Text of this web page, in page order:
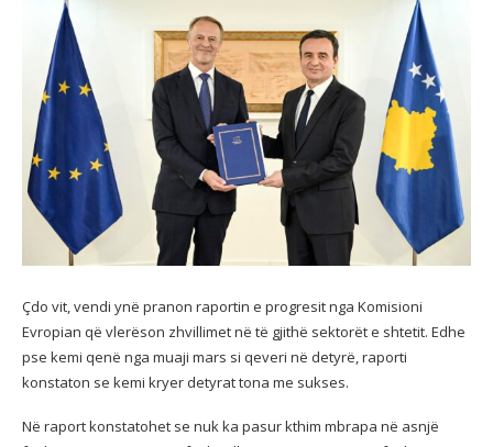
Çdo vit, vendi ynë pranon raportin e progresit nga Komisioni
Evropian që vlerëson zhvillimet në të gjithë sektorët e shtetit. Edhe
pse kemi qenë nga muaji mars si qeveri në detyrë, raporti
konstaton se kemi kryer detyrat tona me sukses.
Në raport konstatohet se nuk ka pasur kthim mbrapa në asnjë